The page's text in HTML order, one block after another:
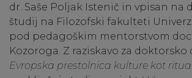
dr. Saše Poljak Istenič in vpisan na
študij na Filozofski fakulteti
pod pedagoškim mentorstvom
Kozoroga. Z raziskavo za
Evropska prestolnica kulture kot